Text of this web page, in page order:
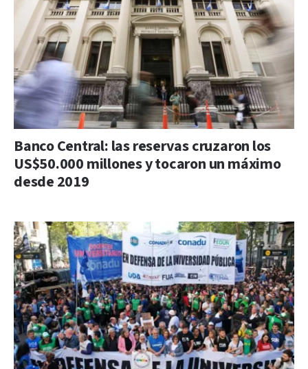
Banco Central: las reservas cruzaron los
US$50.000 millones y tocaron un máximo
desde 2019